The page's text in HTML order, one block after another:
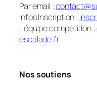
Par email :
Infos Inscription :
L’équipe compétition :
escalade.fr
Nos soutiens